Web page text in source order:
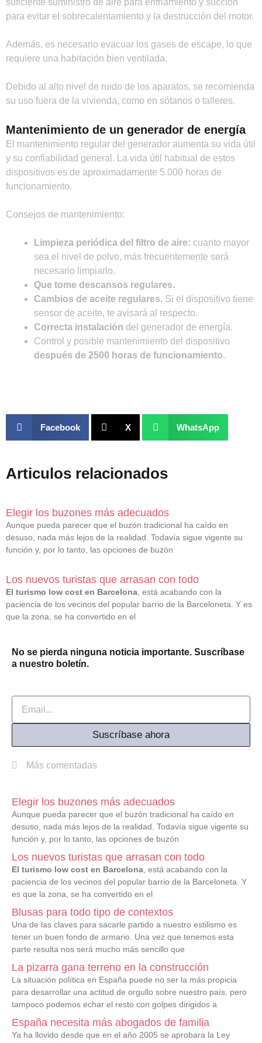
suficiente suministro de aire para enfriamiento y succión
para evitar el sobrecalentamiento y la destrucción del motor.
Además, es necesario evacuar los gases de escape, lo que
requiere una habitación bien ventilada.
Debido al alto nivel de ruido de los aparatos, se recomienda
su uso fuera de la vivienda, como en sótanos o talleres.
Mantenimiento de un generador de energía
El mantenimiento regular del generador aumenta su vida útil
y su confiabilidad general. La vida útil habitual de estos
dispositivos es de aproximadamente 5.000 horas de
funcionamiento.
Consejos de mantenimiento:
Limpieza periódica del filtro de aire: cuanto mayor
sea el nivel de polvo, más frecuentemente será
necesario limpiarlo.
Que tome descansos regulares.
Cambios de aceite regulares. Si el dispositivo tiene
sensor de aceite, te avisará al respecto.
Correcta instalación del generador de energía.
Control y posible mantenimiento del dispositivo
después de 2500 horas de funcionamiento.
Facebook X WhatsApp
Articulos relacionados
Elegir los buzones más adecuados
Aunque pueda parecer que el buzón tradicional ha caído en
desuso, nada más lejos de la realidad. Todavía sigue vigente su
función y, por lo tanto, las opciones de buzón
Los nuevos turistas que arrasan con todo
El turismo low cost en Barcelona , está acabando con la
paciencia de los vecinos del popular barrio de la Barceloneta. Y es
que la zona, se ha convertido en el
No se pierda ninguna noticia importante. Suscríbase
a nuestro boletín.
Suscríbase ahora
Más comentadas
Elegir los buzones más adecuados
Aunque pueda parecer que el buzón tradicional ha caído en
desuso, nada más lejos de la realidad. Todavía sigue vigente su
función y, por lo tanto, las opciones de buzón
Los nuevos turistas que arrasan con todo
El turismo low cost en Barcelona , está acabando con la
paciencia de los vecinos del popular barrio de la Barceloneta. Y
es que la zona, se ha convertido en el
Blusas para todo tipo de contextos
Una de las claves para sacarle partido a nuestro estilismo es
tener un buen fondo de armario. Una vez que tenemos esta
parte resulta nos será mucho más sencillo que
La pizarra gana terreno en la construcción
La situación política en España puede no ser la más propicia
para desarrollar una actitud de orgullo sobre nuestro país, pero
tampoco podemos echar el resto con golpes dirigidos a
España necesita más abogados de familia
Ya ha llovido desde que en el año 2005 se aprobara la Ley